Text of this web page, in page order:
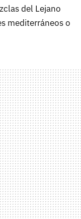
del Lejano
mediterráneos o